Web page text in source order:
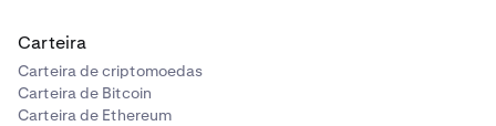
Carteira
Carteira de criptomoedas
Carteira de Bitcoin
Carteira de Ethereum